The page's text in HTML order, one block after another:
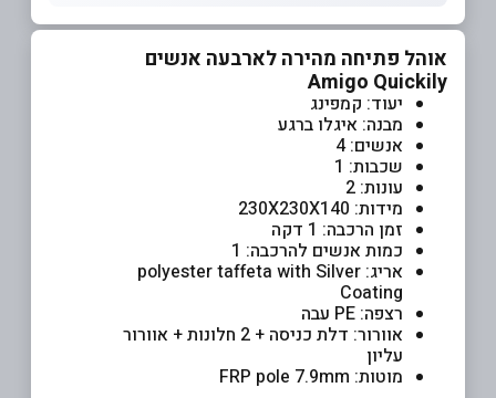
אוהל פתיחה מהירה לארבעה אנשים
Amigo Quickily
יעוד: קמפינג
מבנה: איגלו ברגע
אנשים: 4
שכבות: 1
עונות: 2
מידות: 230X230X140
זמן הרכבה: 1 דקה
כמות אנשים להרכבה: 1
אריג: polyester taffeta with Silver
Coating
רצפה: PE עבה
אוורור: דלת כניסה + 2 חלונות + אוורור
עליון
מוטות: FRP pole 7.9mm